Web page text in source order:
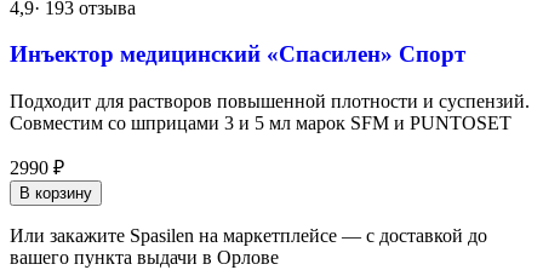
4,9· 193 отзыва
Инъектор медицинский «Спасилен» Спорт
Подходит для растворов повышенной плотности и суспензий.
Совместим со шприцами 3 и 5 мл марок SFM и PUNTOSET
2990 ₽
В корзину
Или закажите Spasilen на маркетплейсе — с доставкой до
вашего пункта выдачи в Орлове